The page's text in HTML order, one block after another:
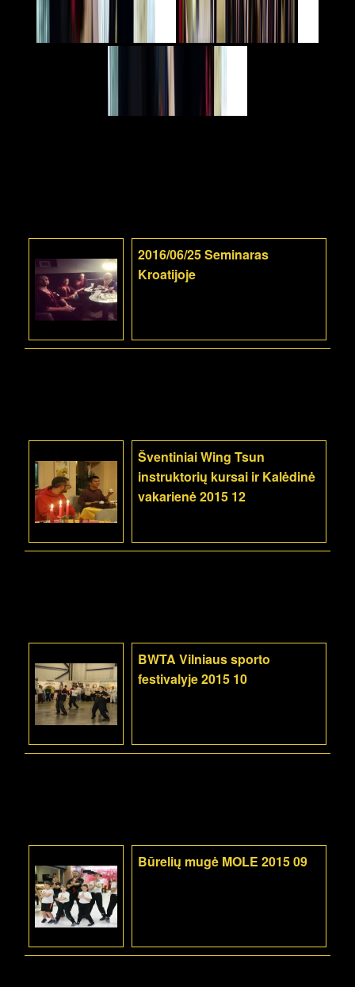
2016/06/25 Seminaras
Kroatijoje
Šventiniai Wing Tsun
instruktorių kursai ir Kalėdinė
vakarienė 2015 12
BWTA Vilniaus sporto
festivalyje 2015 10
Būrelių mugė MOLE 2015 09